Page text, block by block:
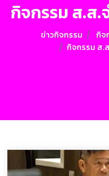
กิจกรรม ส.ส.
ข่าวกิจกรรม
กิจ
กิจกรรม ส.